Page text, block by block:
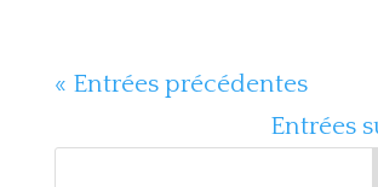
« Entrées précédentes
Entrées